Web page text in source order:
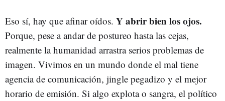
Eso sí, hay que afinar oídos. Y abrir bien los ojos.
Porque, pese a andar de postureo hasta las cejas,
realmente la humanidad arrastra serios problemas de
imagen. Vivimos en un mundo donde el mal tiene
agencia de comunicación, jingle pegadizo y el mejor
horario de emisión. Si algo explota o sangra, el político